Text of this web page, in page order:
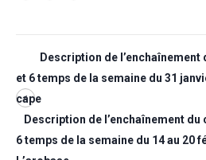
Description de
et 6 temps de la semaine du 31
cape
Description de l’enchaînement
6 temps de la semaine du 14 au 20